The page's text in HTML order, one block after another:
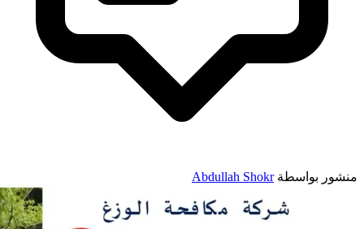
بواسطةAbdullah Shokr